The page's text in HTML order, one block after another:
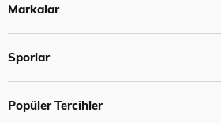
Markalar
Sporlar
Popüler Tercihler